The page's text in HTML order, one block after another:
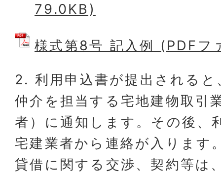
79.0KB)
様式第8号 記入例 (PDF
2. 利用申込書が提出される
仲介を担当する宅地建物取引
者）に通知します。その後、
宅建業者から連絡が入ります
貸借に関する交渉、契約等は